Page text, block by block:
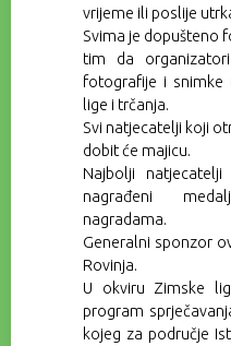
vrijeme ili poslije
Svima je dopušteno
tim da
fotografije i snimke
lige i trčanja.
Svi natjecatelji koji
dobit će majicu.
Najbolji
nagrađeni
nagradama.
Generalni sponzor
Rovinja.
U okviru Zimske
program
kojeg za područje